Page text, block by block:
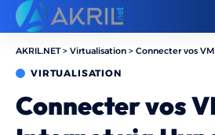
AKRIL.NET> Virtualisation > Connecter vos VM à
VIRTUALISATION
Connecter vos